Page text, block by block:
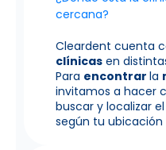
cercana?
Cleardent cuenta
clínicas en
Para encontrar la
invitamos a hacer
buscar y localizar
según tu ubicación